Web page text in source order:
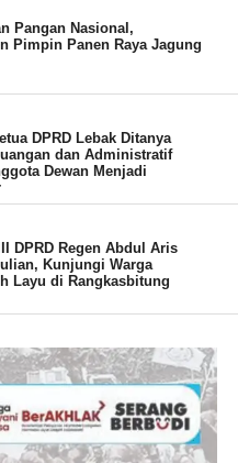
Suseno, S.Pd.
ini bukan sekedar
mencoba menitik beratkan
namun juga pada refleksi
keseimbangan syariat dan
bahwa kegiatan santunan di
kegiatan tahunan, sehingga
nya,
120 orang santunan
sebelum nya telah diberikan
Pangan Nasional,
Pimpin Panen Raya Jagung
DPRD Lebak Ditanya
dan Administratif
Dewan Menjadi
DPRD Regen Abdul Aris
Kunjungi Warga
Layu di Rangkasbitung